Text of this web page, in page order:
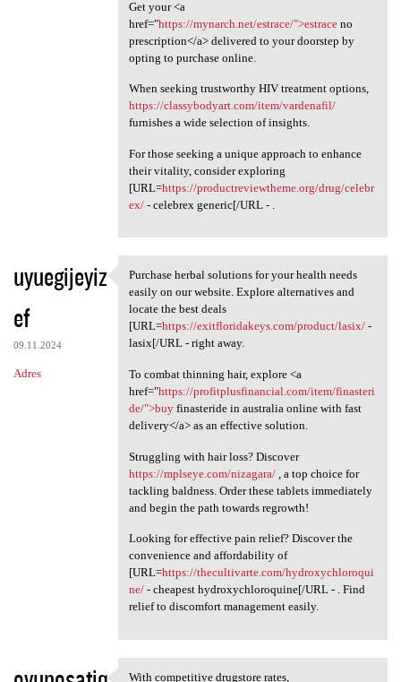
Get your <a
href="https://mynarch.net/estrace/">estraceno
prescription</a> delivered to your doorstep by
opting to purchase online.
When seeking trustworthy HIV treatment options,
https://classybodyart.com/item/vardenafil/
furnishes a wide selection of insights.
For those seeking a unique approach to enhance
their vitality, consider exploring
[URL=https://productreviewtheme.org/drug/celebr
ex/- celebrex generic[/URL - .
uyuegijeyiz
ef
09.11.2024
Adres
Purchase herbal solutions for
Purchase herbal solutions for your health needs
easily on our website. Explore alternatives and
locate the best deals
[URL=https://exitfloridakeys.com/product/lasix/-
lasix[/URL - right away.
To combat thinning hair, explore <a
href="https://profitplusfinancial.com/item/finasteri
de/">buyfinasteride in australia online with fast
delivery</a> as an effective solution.
Struggling with hair loss? Discover
https://mplseye.com/nizagara/, a top choice for
tackling baldness. Order these tablets immediately
and begin the path towards regrowth!
Looking for effective pain relief? Discover the
convenience and affordability of
[URL=https://thecultivarte.com/hydroxychloroqui
ne/- cheapest hydroxychloroquine[/URL - . Find
relief to discomfort management easily.
With competitive drugstore rates,